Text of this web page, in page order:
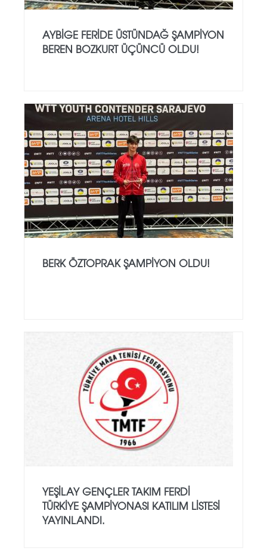
AYBIGE FERIDE ÜSTÜNDAĞ ŞAMPIYON
BEREN BOZKURT ÜÇÜNCÜ OLDU!
BERK ÖZTOPRAK ŞAMPIYON OLDU!
YEŞILAY GENÇLER TAKIM FERDI
TÜRKIYE ŞAMPIYONASI KATILIM LISTESI
YAYINLANDI.